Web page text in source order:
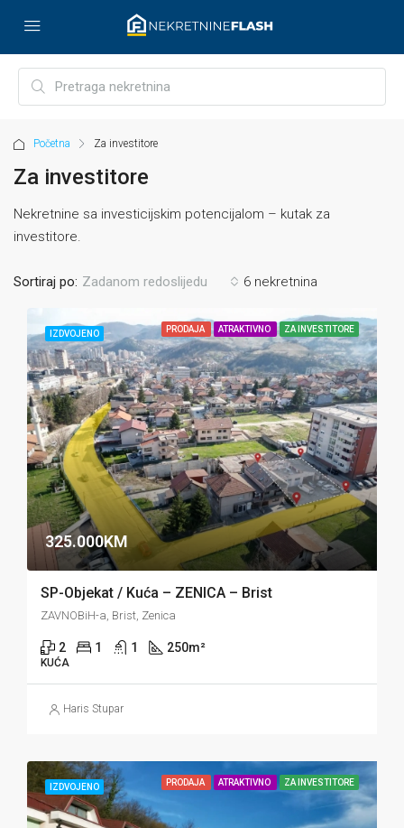
Početna Za investitore
Za investitore
Nekretnine sa investicijskim potencijalom – kutak za
investitore.
6 nekretnina
Sortiraj po: Zadanom redoslijedu
IZDVOJENO PRODAJA ATRAKTIVNO ZA INVESTITORE
325.000KM
SP-Objekat / Kuća – ZENICA – Brist
ZAVNOBiH-a, Brist, Zenica
2 1 1 250m²
KUĆA
Haris Stupar
IZDVOJENO PRODAJA ATRAKTIVNO ZA INVESTITORE